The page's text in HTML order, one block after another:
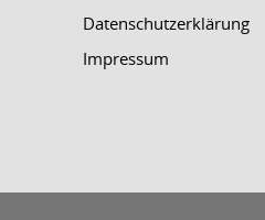
Datenschutzerklärung
Impressum